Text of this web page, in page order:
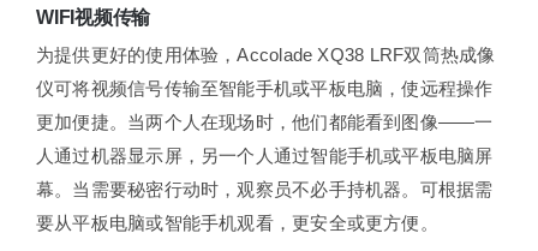
WIFI视频传输
为提供更好的使用体验，Accolade XQ38 LRF双筒热成像
仪可将视频信号传输至智能手机或平板电脑，使远程操作
更加便捷。当两个人在现场时，他们都能看到图像——一
人通过机器显示屏，另一个人通过智能手机或平板电脑屏
幕。当需要秘密行动时，观察员不必手持机器。可根据需
要从平板电脑或智能手机观看，更安全或更方便。